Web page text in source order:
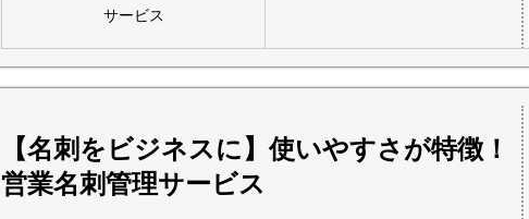
サービス
【名刺をビジネスに】使いやすさが特徴！
営業名刺管理サービス